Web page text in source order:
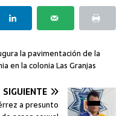
la pavimentación de la
en la colonia Las Granjas
SIGUIENTE
a presunto